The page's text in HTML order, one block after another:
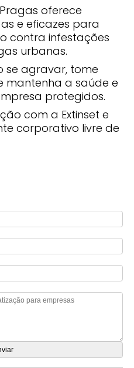
oferece
e eficazes para
contra infestações
urbanas.
se agravar, tome
mantenha a saúde e
protegidos.
com a Extinset e
corporativo livre de